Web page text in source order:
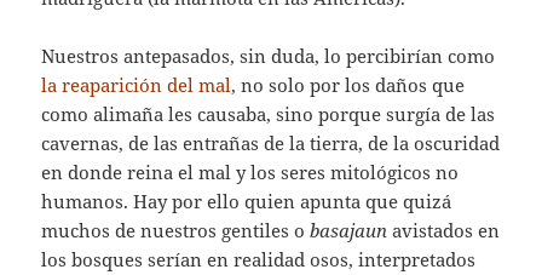
Nuestros antepasados, sin duda, lo percibirían como
la reaparición del mal, no solo por los daños que
como alimaña les causaba, sino porque surgía de las
cavernas, de las entrañas de la tierra, de la oscuridad
en donde reina el mal y los seres mitológicos no
humanos. Hay por ello quien apunta que quizá
muchos de nuestros gentiles obasajaun avistados en
los bosques serían en realidad osos, interpretados